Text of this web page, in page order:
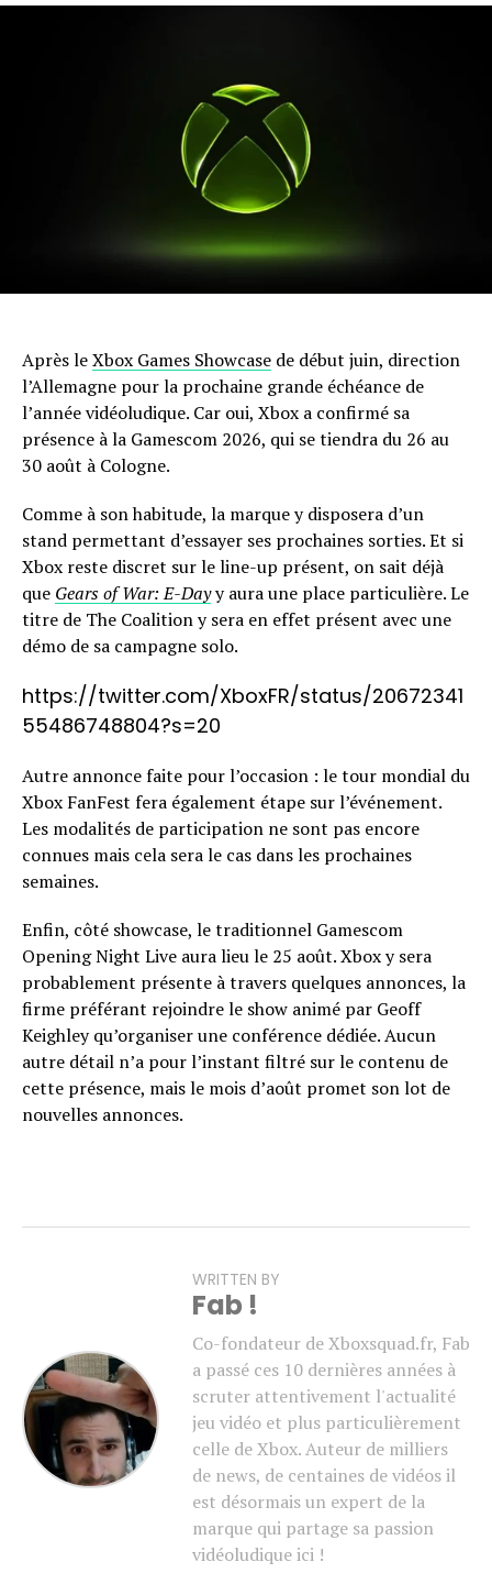
Après leXbox Games Showcase de début juin, direction
l’Allemagne pour la prochaine grande échéance de
l’année vidéoludique. Car oui, Xbox a confirmé sa
présence à la Gamescom 2026, qui se tiendra du 26 au
30 août à Cologne.
Comme à son habitude, la marque y disposera d’un
stand permettant d’essayer ses prochaines sorties. Et si
Xbox reste discret sur le line-up présent, on sait déjà
que Gears of War: E-Dayy aura une place particulière. Le
titre de The Coalition y sera en effet présent avec une
démo de sa campagne solo.
https://twitter.com/XboxFR/status/20672341
55486748804?s=20
Autre annonce faite pour l’occasion : le tour mondial du
Xbox FanFest fera également étape sur l’événement.
Les modalités de participation ne sont pas encore
connues mais cela sera le cas dans les prochaines
semaines.
Enfin, côté showcase, le traditionnel Gamescom
Opening Night Live aura lieu le 25 août. Xbox y sera
probablement présente à travers quelques annonces, la
firme préférant rejoindre le show animé par Geoff
Keighley qu’organiser une conférence dédiée. Aucun
autre détail n’a pour l’instant filtré sur le contenu de
cette présence, mais le mois d’août promet son lot de
nouvelles annonces.
WRITTEN BY
Fab !
Co-fondateur de Xboxsquad.fr, Fab
a passé ces 10 dernières années à
scruter attentivement l'actualité
jeu vidéo et plus particulièrement
celle de Xbox. Auteur de milliers
de news, de centaines de vidéos il
est désormais un expert de la
marque qui partage sa passion
vidéoludique ici !